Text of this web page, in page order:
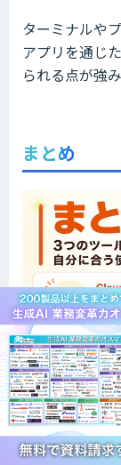
ターミナルや
アプリを通じ
られる点が強み
まとめ
Claude・
Anthropicが提